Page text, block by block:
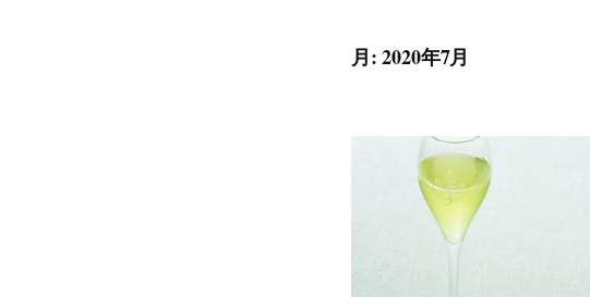
月:2020年7月